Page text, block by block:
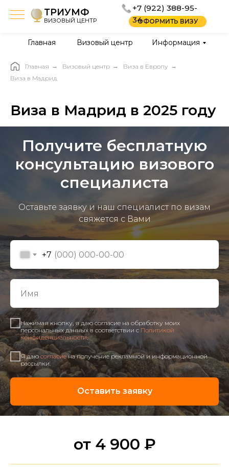
ОФОРМИТЬ ВИЗУ
+7 (922) 388-95-
34
Главная
ТРИУМФ
ВИЗОВЫЙ ЦЕНТР
Визовый центр Информация
Главная → Визовый центр → Виза в Европу →
Виза в Мадрид
Виза в Мадрид в 2025 году
Получите бесплатную
консультацию визового
специалиста
Оставьте заявку и наш специалист по визам
свяжется с Вами
+7
Нажимая кнопку, я даю согласие на обработку моих
персональных данных в соответствии с Политикой
конфиденциальности.
Я даюсогласиена получение рекламной и информационной
рассылки.
Оставить заявку
от 4 900 ₽